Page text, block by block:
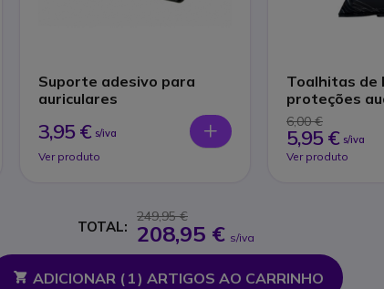
Suporte adesivo para
auriculares
3,95 € s/iva
Ver produto
Toalhitas de
proteções
6,00 €
5,95 € s/iva
Ver produto
TOTAL:
249,95 €
208,95 € s/iva
ADICIONAR ( 1) ARTIGOS AO CARRINHO